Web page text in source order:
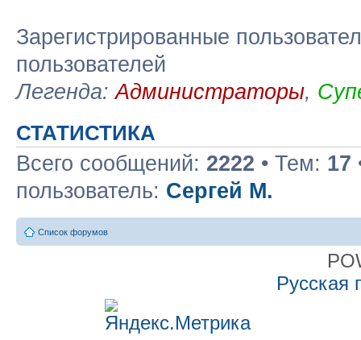
Зарегистрированные
пользователей
Легенда:Администраторы,
СТАТИСТИКА
Всего сообщений: 2222 • Тем: 17
пользователь: Сергей М.
Список форумов
Русская